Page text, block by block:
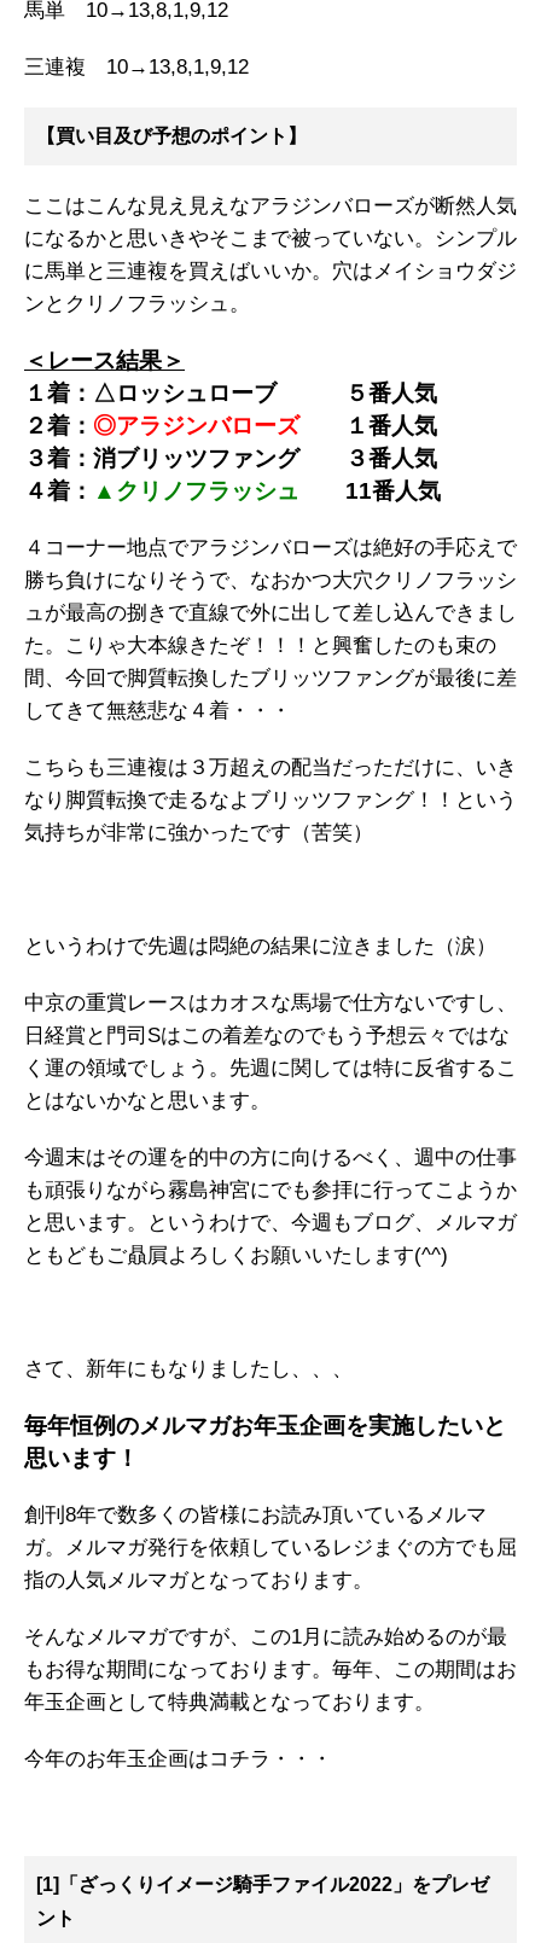
馬単 10→13,8,1,9,12
三連複 10→13,8,1,9,12
【買い目及び予想のポイント】
ここはこんな見え見えなアラジンバローズが断然人気
になるかと思いきやそこまで被っていない。シンプル
に馬単と三連複を買えばいいか。穴はメイショウダジ
ンとクリノフラッシュ。
＜レース結果＞
１着：△ロッシュローブ５番人気
２着： ◎アラジンバローズ１番人気
３着：消ブリッツファング
３番人気
４着： ▲クリノフラッシュ 11番人気
４コーナー地点でアラジンバローズは絶好の手応えで
勝ち負けになりそうで、なおかつ大穴クリノフラッシ
ュが最高の捌きで直線で外に出して差し込んできまし
た。こりゃ大本線きたぞ！！！と興奮したのも束の
間、今回で脚質転換したブリッツファングが最後に差
してきて無慈悲な４着・・・
こちらも三連複は３万超えの配当だっただけに、いき
なり脚質転換で走るなよブリッツファング！！という
気持ちが非常に強かったです（苦笑）
というわけで先週は悶絶の結果に泣きました（涙）
中京の重賞レースはカオスな馬場で仕方ないですし、
日経賞と門司Sはこの着差なのでもう予想云々ではな
く運の領域でしょう。先週に関しては特に反省するこ
とはないかなと思います。
今週末はその運を的中の方に向けるべく、週中の仕事
も頑張りながら霧島神宮にでも参拝に行ってこようか
と思います。というわけで、今週もブログ、メルマガ
ともどもご贔屓よろしくお願いいたします(^^)
さて、新年にもなりましたし、、、
毎年恒例のメルマガお年玉企画を実施したいと
思います！
創刊8年で数多くの皆様にお読み頂いているメルマ
ガ。メルマガ発行を依頼しているレジまぐの方でも屈
指の人気メルマガとなっております。
そんなメルマガですが、この1月に読み始めるのが最
もお得な期間になっております。毎年、この期間はお
年玉企画として特典満載となっております。
今年のお年玉企画はコチラ・・・
[1]「ざっくりイメージ騎手ファイル2022」をプレゼ
ント